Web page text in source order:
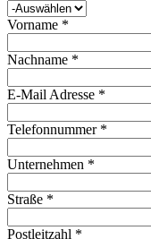
Vorname *
Nachname *
E-Mail Adresse *
Telefonnummer *
Unternehmen *
Straße *
Postleitzahl *